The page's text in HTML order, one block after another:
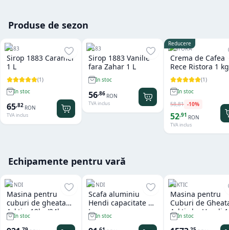
Produse de sezon
1883
Sirop 1883 Caramel
1 L
(1)
In stoc
65,82 RON
TVA inclus
1883
Sirop 1883 Vanilie
fara Zahar 1 L
In stoc
56,86 RON
TVA inclus
Reducere
RISTORA
Crema de Cafea
Rece Ristora 1 kg
(1)
In stoc
58,81 -10%
52,91 RON
TVA inclus
Echipamente pentru vară
HENDI
Masina pentru
cuburi de gheata
Arktic, 12kg/24h
In stoc
HENDI
Scafa aluminiu
Hendi capacitate 2
L In stoc
ARKTIC
Masina pentru
Cuburi de
Arktic by Hendi
kgIn stoc